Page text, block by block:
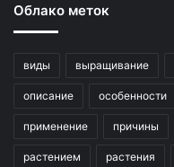
Облако меток
виды выращивание
описание особенности
применение причины
растением растения